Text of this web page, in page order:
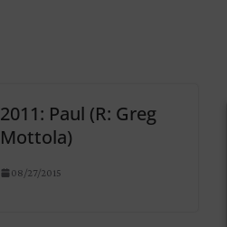
2011: Paul (R: Greg
Mottola)
08/27/2015